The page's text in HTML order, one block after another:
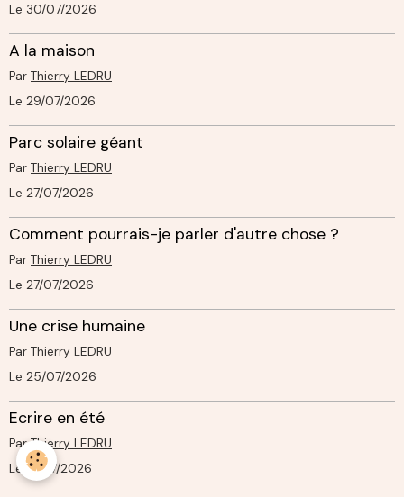
Le 30/07/2026
A la maison
Par Thierry LEDRU
Le 29/07/2026
Parc solaire géant
Par Thierry LEDRU
Le 27/07/2026
Comment pourrais-je parler d'autre chose ?
Par Thierry LEDRU
Le 27/07/2026
Une crise humaine
Par Thierry LEDRU
Le 25/07/2026
Ecrire en été
ParThierry LEDRU
Le 18/07/2026